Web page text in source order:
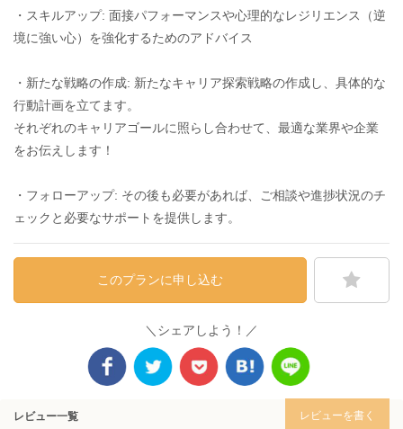
・スキルアップ: 面接パフォーマンスや心理的なレジリエンス（逆
境に強い心）を強化するためのアドバイス
・新たな戦略の作成: 新たなキャリア探索戦略の作成し、具体的な
行動計画を立てます。
それぞれのキャリアゴールに照らし合わせて、最適な業界や企業
をお伝えします！
・フォローアップ: その後も必要があれば、ご相談や進捗状況のチ
ェックと必要なサポートを提供します。
このプランに申し込む
＼シェアしよう！／
レビュー一覧 レビューを書く